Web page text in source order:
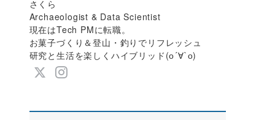
さくら
Archaeologist & Data Scientist
現在はTech PMに転職。
お菓子づくり＆登山・釣りでリフレッシュ
研究と生活を楽しくハイブリッド(о´∀`о)